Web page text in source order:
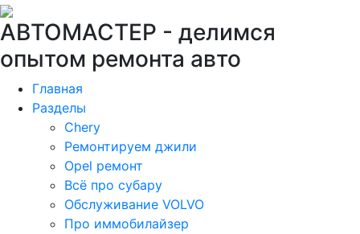
АВТОМАСТЕР - делимся
опытом ремонта авто
Главная
Разделы
Chery
Ремонтируем джили
Opel ремонт
Всё про субару
Обслуживание VOLVO
Про иммобилайзер